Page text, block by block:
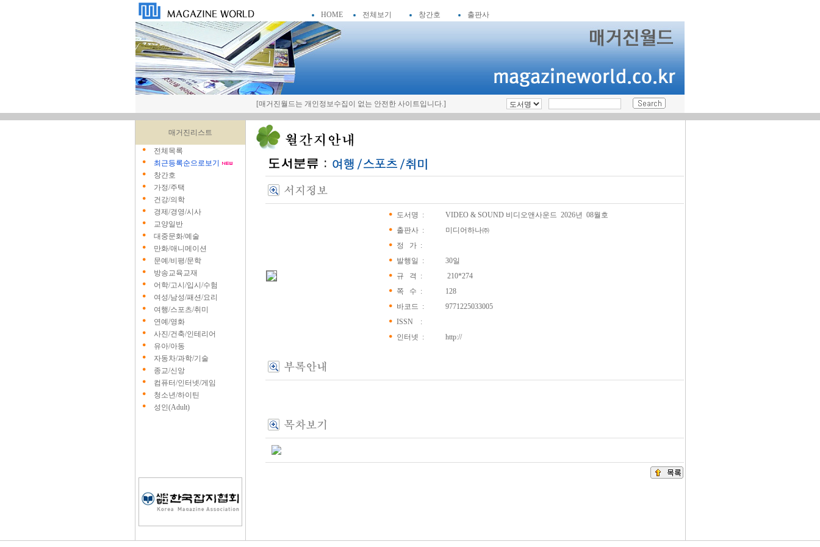
HOME 전체보기 창간호 출판사
[매거진월드는 개인정보수집이 없는 안전한 사이트입니다.]
매거진리스트
전체목록
최근등록순으로보기
창간호
가정/주택
건강/의학
경제/경영/시사
교양일반
대중문화/예술
만화/애니메이션
문예/비평/문학
방송교육교재
어학/고시/입시/수험
여성/남성/패션/요리
여행/스포츠/취미
연예/영화
사진/건축/인테리어
유아/아동
자동차/과학/기술
종교/신앙
컴퓨터/인터넷/게임
청소년/하이틴
성인(Adult)
도서명 :
VIDEO & SOUND 비디오앤사운드 2026년 08월호
출판사 :
미디어하나㈜
정 가 :
발행일 :
30일
규 격 :
210*274
쪽 수 :
128
바코드 :
9771225033005
ISSN :
인터넷 :
http://